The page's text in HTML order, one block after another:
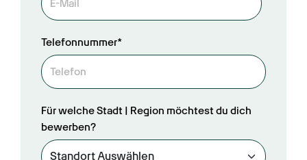
Telefonnummer*
Für welche Stadt | Region möchtest du dich
bewerben?